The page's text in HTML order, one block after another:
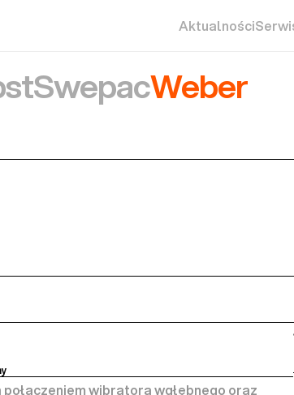
SwepacWeber
wibratora wgłębnego oraz
Aktualności